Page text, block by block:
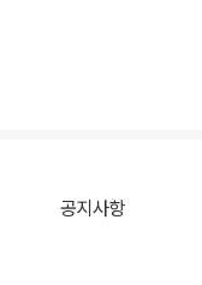
공지사항